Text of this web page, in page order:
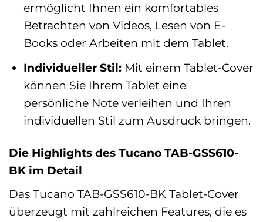
ermöglicht Ihnen ein komfortables
Betrachten von Videos, Lesen von E-
Books oder Arbeiten mit dem Tablet.
Individueller Stil: Mit einem Tablet-Cover
können Sie Ihrem Tablet eine
persönliche Note verleihen und Ihren
individuellen Stil zum Ausdruck bringen.
Die Highlights des Tucano TAB-GSS610-
BK im Detail
Das Tucano TAB-GSS610-BK Tablet-Cover
überzeugt mit zahlreichen Features, die es